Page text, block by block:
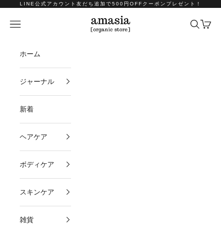
コンテンツへスキップ
LINE公式アカウント友だち追加で500円OFFクーポンプレゼント！
amasia organic store
メニュー 検索カート
ホーム
ジャーナル
新着
ヘアケア
ボディケア
スキンケア
雑貨